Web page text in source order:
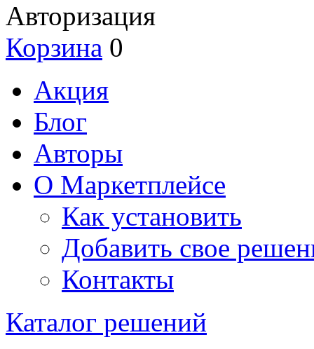
Авторизация
Корзина 0
Акция
Блог
Авторы
О Маркетплейсе
Как установить
Добавить свое
Контакты
Каталог решений